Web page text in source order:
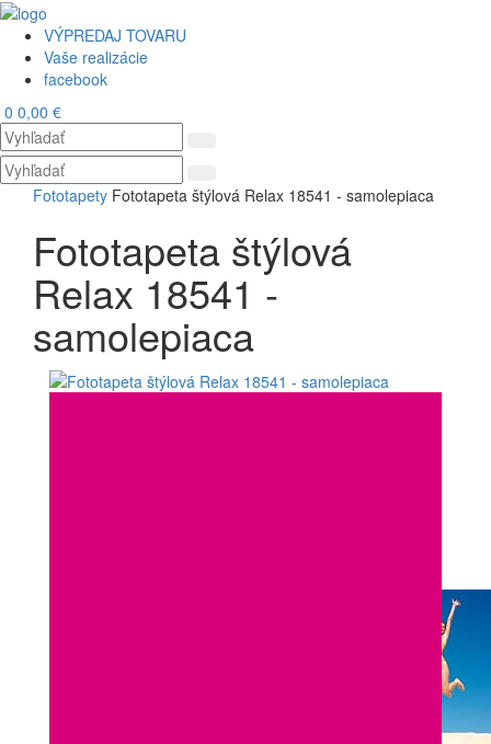
VÝPREDAJ TOVARU
Vaše realizácie
facebook
0 0,00 €
Fototapety Fototapeta štýlová Relax 18541 - samolepiaca
Fototapeta štýlová
Relax 18541 -
samolepiaca